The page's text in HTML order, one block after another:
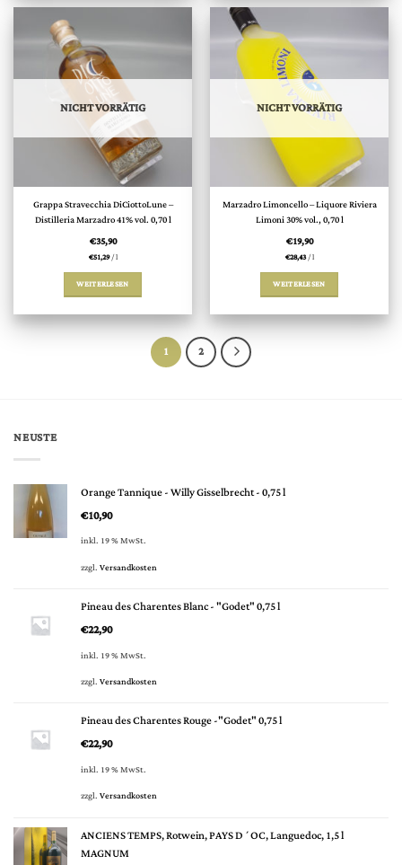
NICHT VORRÄTIG
Grappa Stravecchia DiCiottoLune –
Distilleria Marzadro 41% vol. 0,70 l
€35,90
€51,29/l
WEITERLESEN
NICHT VORRÄTIG
Marzadro Limoncello – Liquore Riviera
Limoni 30% vol., 0,70 l
€19,90
€28,43/l
WEITERLESEN
1 2
NEUSTE
Orange Tannique - Willy Gisselbrecht - 0,75 l
€10,90
inkl. 19 % MwSt.
zzgl.Versandkosten
Pineau des Charentes Blanc - "Godet" 0,75 l
€22,90
inkl. 19 % MwSt.
zzgl.Versandkosten
Pineau des Charentes Rouge -"Godet" 0,75 l
€22,90
inkl. 19 % MwSt.
zzgl.Versandkosten
ANCIENS TEMPS, Rotwein, PAYS D´OC, Languedoc, 1,5 l
MAGNUM